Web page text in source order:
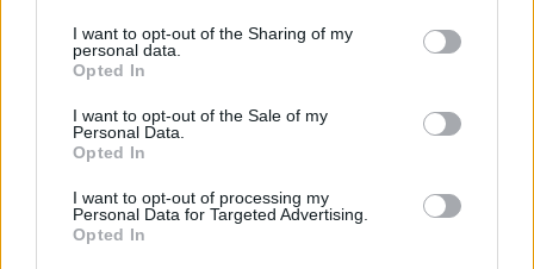
not limited to your visit or usage behaviour. You may click to
grant or deny consent to Google and its third-party tags to
use your data for below specified purposes in below Google
consent section.
I want to opt-out of the Sharing of my
personal data.
Opted In
I want to opt-out of the Sale of my
Personal Data.
Opted In
I want to opt-out of processing my
Personal Data for Targeted Advertising.
Opted In
χέρια και σε βάρος των συμφερόντων της Ρωσικής
Ομοσπονδίας».